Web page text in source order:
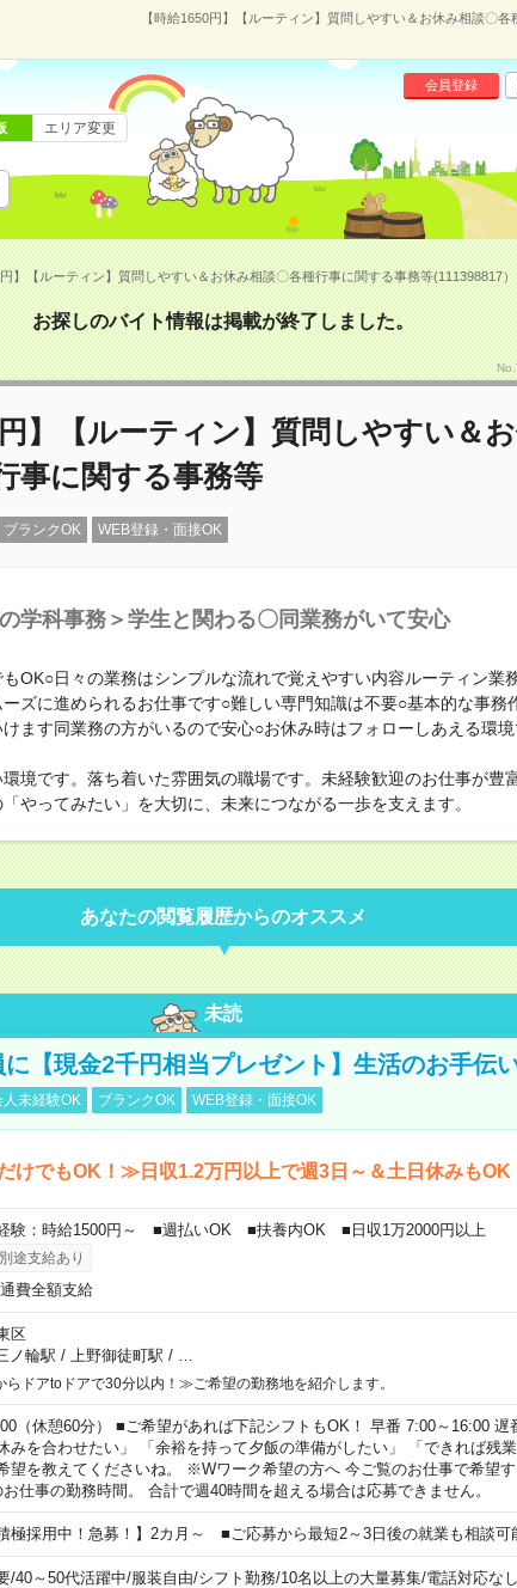
【時給1650円】【ルーティン】質問しやすい＆お休み相談〇
会員登録
エリア変更
】【ルーティン】質問しやすい＆お休み相談〇各種行事に関する事務等(111398817）
お探しのバイト情報は掲載が終了しました。
円】【ルーティン】質問しやすい＆
事に関する事務等
ブランクOK WEB登録・面接OK
学科事務＞学生と関わる〇同業務がいて安心
OK○日々の業務はシンプルな流れで覚えやすい内容ルーティン業
ズに進められるお仕事です○難しい専門知識は不要○基本的な事務
ます同業務の方がいるので安心○お休み時はフォローしあえる環境
境です。落ち着いた雰囲気の職場です。未経験歓迎のお仕事が豊
やってみたい」を大切に、未来につながる一歩を支えます。
あなたの閲覧履歴からのオススメ
未読
【現金2千円相当プレゼント】生活のお手伝
人未経験OK ブランクOK WEB登録・面接OK
けでもOK！≫日収1.2万円以上で週3日～＆土日休みもOK
験：時給1500円～ ■週払いOK ■扶養内OK ■日収1万2000円以上
途支給あり
費全額支給
区
ノ輪駅 / 上野御徒町駅 /
ドアtoドアで30分以内！≫ご希望の勤務地を紹介します。
（休憩60分） ■ご希望があれば下記シフトもOK！ 早番 7:00～16:00 遅
みを合わせたい」 「余裕を持って夕飯の準備がしたい」 「できれば残業
望を教えてくださいね。 ※Wワーク希望の方へ 今ご覧のお仕事で希望す
お仕事の勤務時間。 合計で週40時間を超える場合は応募できません。
極採用中！急募！】2カ月～ ■ご応募から最短2～3日後の就業も相談可
/40～50代活躍中/服装自由/シフト勤務/10名以上の大量募集/電話対応なし